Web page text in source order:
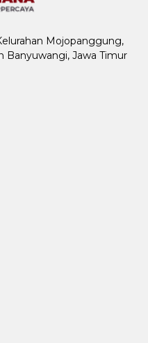
Mojopanggung,
Banyuwangi, Jawa Timur